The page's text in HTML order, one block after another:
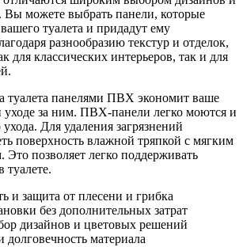
можете выбрать панели, которые
туалета и придадут ему
разнообразию текстур и отделок,
для классических интерьеров, так и для
туалета панелями ПВХ экономит ваше
уходе за ним. ПВХ-панели легко моются и
Для удаления загрязнений
поверхность влажной тряпкой с мягким
позволяет легко поддерживать
туалете.
и защита от плесени и грибка
без дополнительных затрат
дизайнов и цветовых решений
долговечность материала